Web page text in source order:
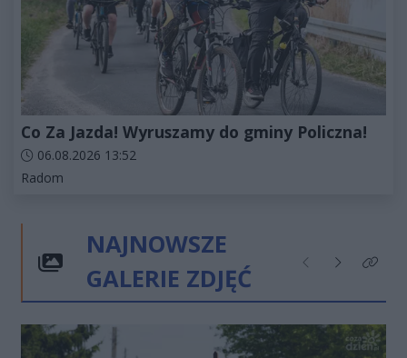
Co Za Jazda! Wyruszamy do gminy Policzna!
Data dodania artykułu:
06.08.2026 13:52
Kategorie artykułu:
Radom
NAJNOWSZE
GALERIE ZDJĘĆ
Poprzednie
NastępneKliknij